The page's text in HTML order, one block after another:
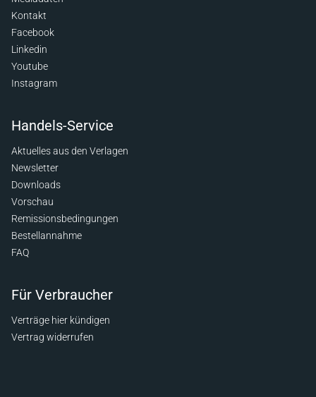
Kontakt
Facebook
Linkedin
Youtube
Instagram
Handels-Service
Aktuelles aus den Verlagen
Newsletter
Downloads
Vorschau
Remissionsbedingungen
Bestellannahme
FAQ
Für Verbraucher
Verträge hier kündigen
Vertrag widerrufen